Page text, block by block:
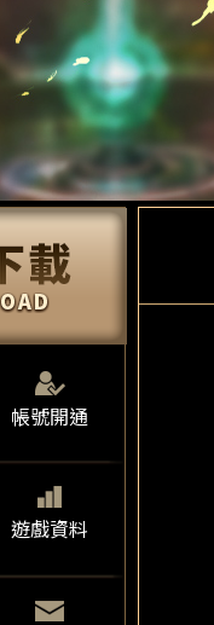
帳號開通
遊戲資料